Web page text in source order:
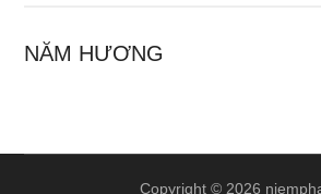
NĂM HƯƠNG
Copyright © 2026